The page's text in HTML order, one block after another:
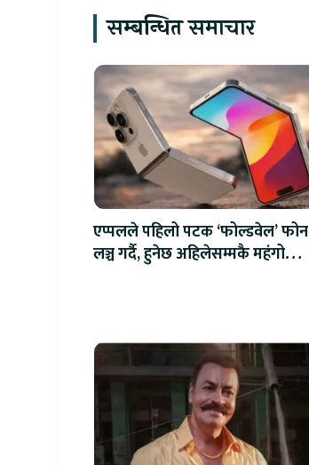
सम्बन्धित समाचार
एप्पलले पहिलो पटक ‘फोल्डवेल’ फोन
लञ्च गर्दै, हुनेछ अहिलेसम्मकै महंगो